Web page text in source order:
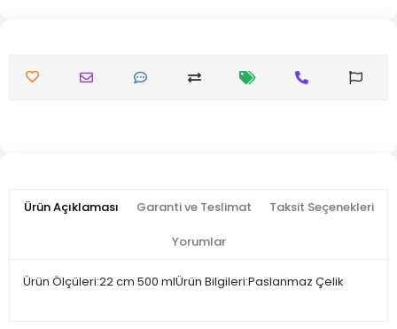
Ürün Açıklaması Garanti ve Teslimat Taksit Seçenekleri
Yorumlar
Ürün Ölçüleri:22 cm 500 mlÜrün Bilgileri:Paslanmaz Çelik